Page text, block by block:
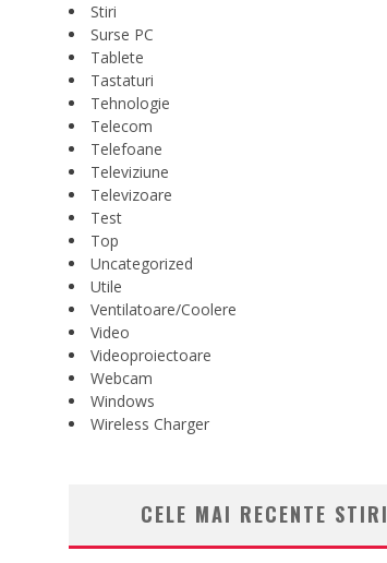
Stiri
Surse PC
Tablete
Tastaturi
Tehnologie
Telecom
Telefoane
Televiziune
Televizoare
Test
Top
Uncategorized
Utile
Ventilatoare/Coolere
Video
Videoproiectoare
Webcam
Windows
Wireless Charger
CELE MAI RECENTE STIRI